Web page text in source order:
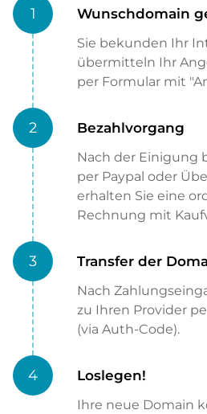
1 Wunschdomain
Sie bekunden Ihr
übermitteln Ihr
per Formular mit
2 Bezahlvorgang
Nach der Einigung
per Paypal oder
erhalten Sie eine
Rechnung mit
3 Transfer der
Nach
zu Ihren Provider
(via Auth-Code).
4 Loslegen!
Ihre neue Domain